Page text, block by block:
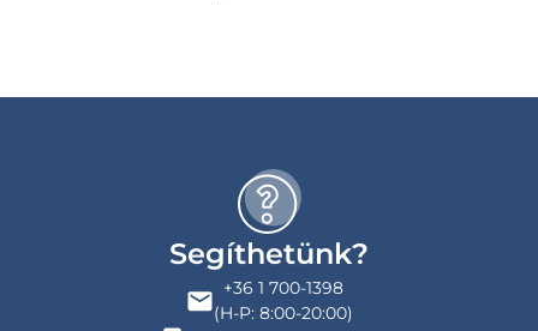
Segíthetünk?
+36 1 700-1398
(H-P: 8:00-20:00)